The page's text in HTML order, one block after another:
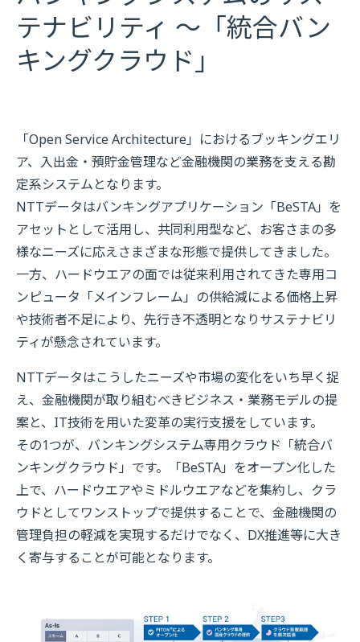
テナビリティ ～「統合バン
キングクラウド」
「Open Service Architecture」におけるブッキングエリ
ア、入出金・預貯金管理など金融機関の業務を支える勘
定系システムとなります。
NTTデータはバンキングアプリケーション「BeSTA」を
アセットとして活用し、共同利用型など、お客さまの多
様なニーズに応えさまざまな形態で提供してきました。
一方、ハードウエアの面では従来利用されてきた専用コ
ンピュータ「メインフレーム」の供給減による価格上昇
や技術者不足により、先行き不透明となりサステナビリ
ティが懸念されています。
NTTデータはこうしたニーズや市場の変化をいち早く捉
え、金融機関が取り組むべきビジネス・業務モデルの提
案と、IT技術を用いた変革の実行支援をしています。
その1つが、バンキングシステム専用クラウド「統合バ
ンキングクラウド」です。「BeSTA」をオープン化した
上で、ハードウエアやミドルウエアなどを集約し、クラ
ウドとしてワンストップで提供することで、金融機関の
管理負担の軽減を実現するだけでなく、DX推進等に大き
く寄与することが可能となります。